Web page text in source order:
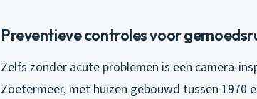
Preventieve controles voor
Zelfs zonder acute problemen is een camera-
Zoetermeer, met huizen gebouwd tussen 1970